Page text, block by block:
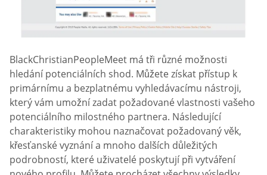
BlackChristianPeopleMeet má tři různé možnosti
hledání potenciálních shod. Můžete získat přístup k
primárnímu a bezplatnému vyhledávacímu nástroji,
který vám umožní zadat požadované vlastnosti vašeho
potenciálního milostného partnera. Následující
charakteristiky mohou naznačovat požadovaný věk,
křesťanské vyznání a mnoho dalších důležitých
podrobností, které uživatelé poskytují při vytváření